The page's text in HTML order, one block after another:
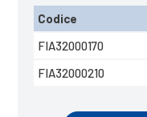
Codice
FIA32000170
FIA32000210